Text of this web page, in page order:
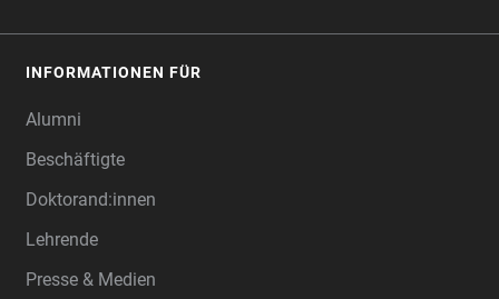
INFORMATIONEN FÜR
Alumni
Beschäftigte
Doktorand:innen
Lehrende
Presse & Medien